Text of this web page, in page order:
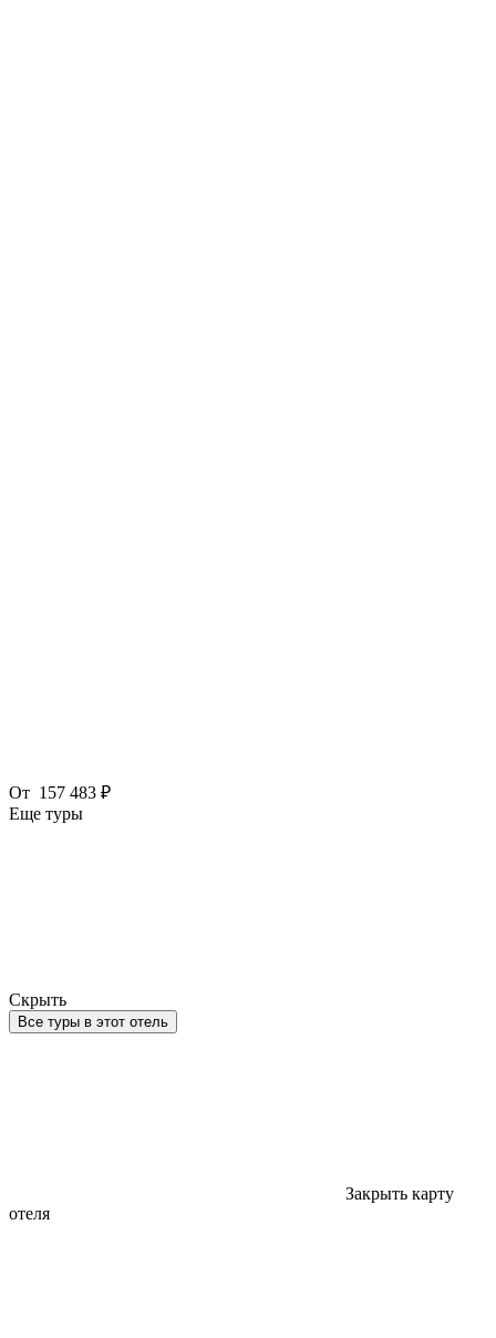
От 157 483 ₽
Еще туры
Скрыть
Все туры в этот отель
Закрыть карту
отеля